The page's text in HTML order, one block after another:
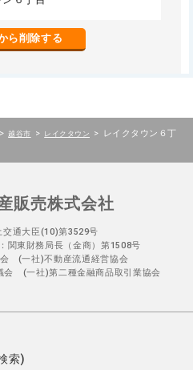
ら削除する
> 越谷市 > レイクタウン > レイクタウン６丁
販売株式会社
交通大臣(10)第3529号
関東財務局長（金商）第1508号
会 (一社)不動産流通経営協会
会 (一社)第二種金融商品取引業協会
索)